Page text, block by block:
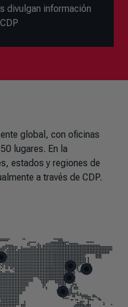
divulgan información
global, con oficinas
lugares. En la
estados y regiones de
a través de CDP.